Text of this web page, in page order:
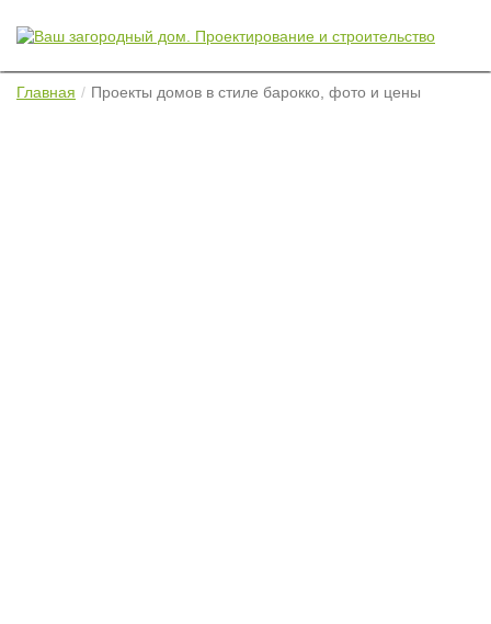
Главная Проекты домов в стиле барокко, фото и цены